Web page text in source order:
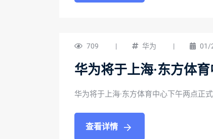
709 | 华为 | 01/
华为将于上海·东方体
华为将于上海·东方体育中心下午两点正
查看详情